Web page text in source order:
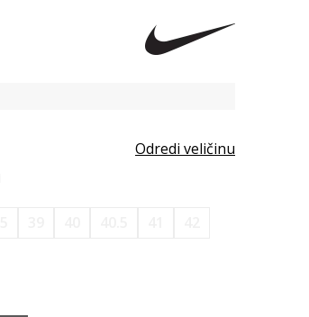
Odredi veličinu